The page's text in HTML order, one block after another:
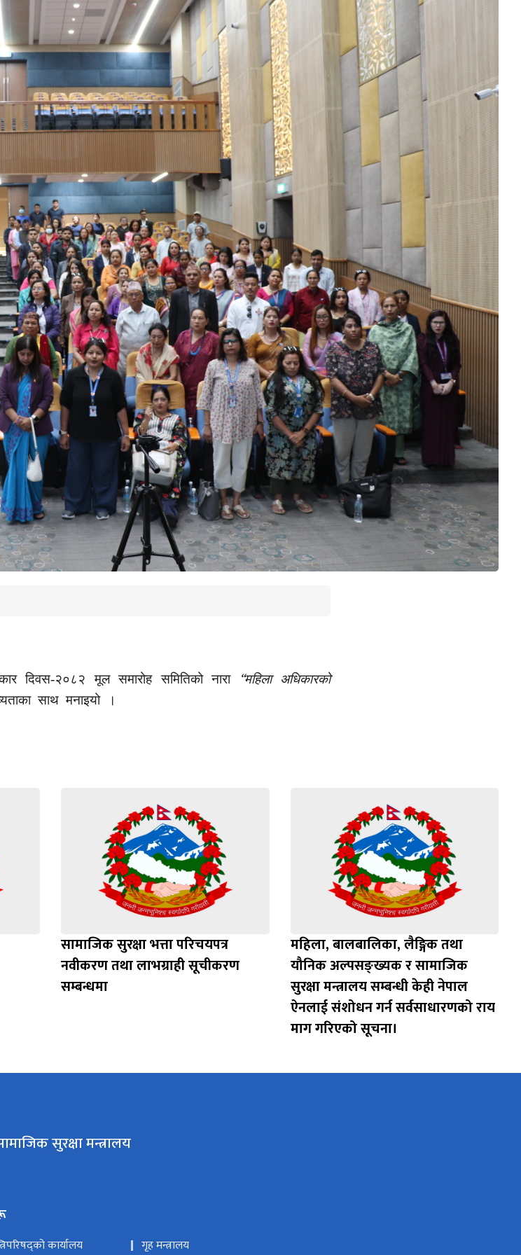
दिवस-२०८२ मूल समारोह समितिको नारा “महिला अधिकारको
साथ मनाइयो ।
सामाजिक सुरक्षा भत्ता परिचयपत्र
नवीकरण तथा लाभग्राही सूचीकरण
सम्बन्धमा
महिला, बालबालिका, लैङ्गिक तथा
यौनिक अल्पसङ्ख्यक र सामाजिक
सुरक्षा मन्त्रालय सम्बन्धी केही नेपाल
ऐनलाई संशोधन गर्न सर्वसाधारणको राय
माग गरिएको सूचना।
सुरक्षा मन्त्रालय
कार्यालय
गृह मन्त्रालय